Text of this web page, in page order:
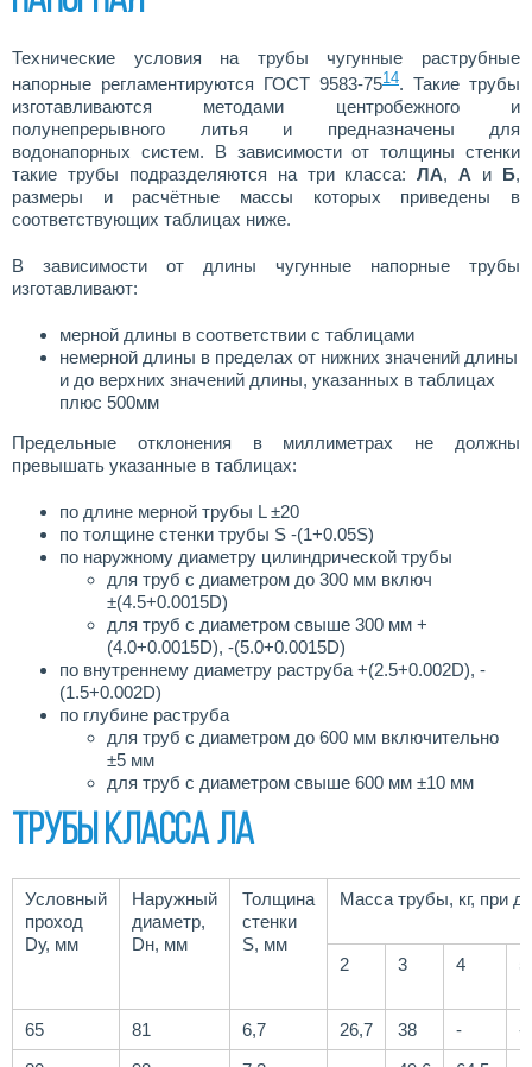
Технические условия на трубы чугунные раструбные
напорные регламентируются ГОСТ 9583-7514. Такие трубы
изготавливаются методами центробежного и
полунепрерывного литья и предназначены для
водонапорных систем. В зависимости от толщины стенки
такие трубы подразделяются на три класса:ЛА,А и Б,
размеры и расчётные массы которых приведены в
соответствующих таблицах ниже.
В зависимости от длины чугунные напорные трубы
изготавливают:
мерной длины в соответствии с таблицами
немерной длины в пределах от нижних значений длины
и до верхних значений длины, указанных в таблицах
плюс 500мм
Предельные отклонения в миллиметрах не должны
превышать указанные в таблицах:
по длине мерной трубы L ±20
по толщине стенки трубы S -(1+0.05S)
по наружному диаметру цилиндрической трубы
для труб с диаметром до 300 мм включ
±(4.5+0.0015D)
для труб с диаметром свыше 300 мм +
(4.0+0.0015D), -(5.0+0.0015D)
по внутреннему диаметру раструба +(2.5+0.002D), -
(1.5+0.002D)
по глубине раструба
для труб с диаметром до 600 мм включительно
±5 мм
для труб с диаметром свыше 600 мм ±10 мм
Трубы класса ЛА
Условный
проход
Dу, мм
Наружный
диаметр,
Dн, мм
Толщина
стенки
S, мм
Масса трубы, кг, при
2 3 4 5
65 81 6,7 26,7 38 -
-